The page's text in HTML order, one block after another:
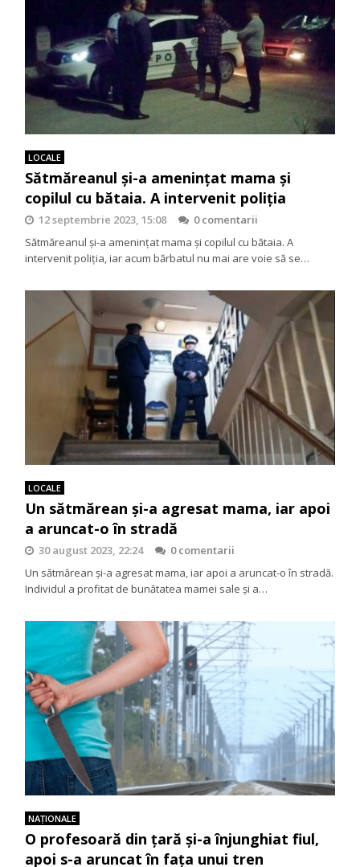
LOCALE
Sătmăreanul și-a amenințat mama și
copilul cu bătaia. A intervenit poliția
12 septembrie 2023, 15:08
0 comentarii
Sătmăreanul și-a amenințat mama și copilul cu bătaia. A
intervenit poliția, iar acum bărbatul nu mai are voie să se…
LOCALE
Un sătmărean și-a agresat mama, iar apoi
a aruncat-o în stradă
30 august 2023, 22:24
0 comentarii
Un sătmărean și-a agresat mama, iar apoi a aruncat-o în stradă.
Individul a profitat de bunătatea mamei sale și a…
NAŢIONALE
O profesoară din țară și-a înjunghiat fiul,
apoi s-a aruncat în fața unui tren